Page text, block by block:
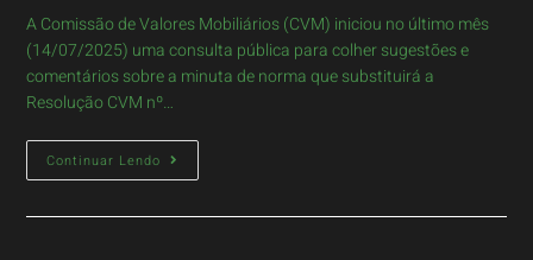
A Comissão de Valores Mobiliários (CVM) iniciou no último mês
(14/07/2025) uma consulta pública para colher sugestões e
comentários sobre a minuta de norma que substituirá a
Resolução CVM nº…
Continuar Lendo